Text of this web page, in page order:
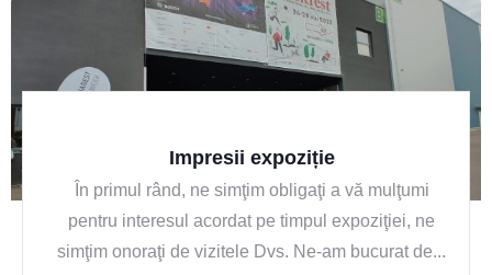
Impresii expoziție
În primul rând, ne simţim obligaţi a vă mulţumi
pentru interesul acordat pe timpul expoziţiei, ne
simţim onoraţi de vizitele Dvs. Ne-am bucurat de...